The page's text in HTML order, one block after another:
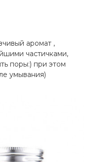
аромат ,
частичками,
поры:) при этом
умывания)